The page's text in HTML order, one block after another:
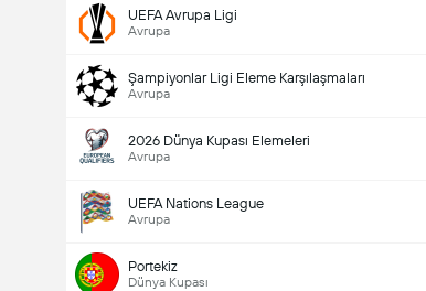
UEFA Avrupa Ligi
Avrupa
Şampiyonlar Ligi Eleme Karşılaşmaları
Avrupa
2026 Dünya Kupası Elemeleri
Avrupa
UEFA Nations League
Avrupa
Portekiz
Dünya Kupası